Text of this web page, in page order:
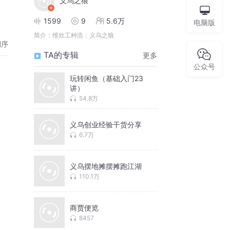
1599 9 5.6万
简介： 维欣工种浩：义乌之狼
TA的专辑 更多
玩转闲鱼（基础入门23
讲）
54.8万
义乌创业经验干货分享
6.7万
义乌摆地摊摆摊跑江湖
110.1万
商贾便览
8457
电脑版
公众号